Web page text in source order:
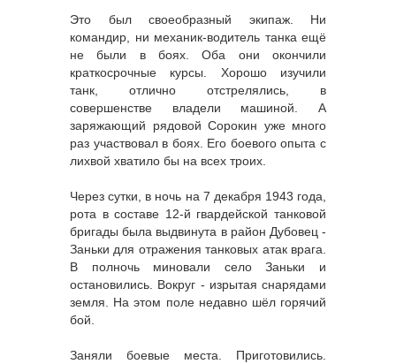
Это был своеобразный экипаж. Ни
командир, ни механик-водитель танка ещё
не были в боях. Оба они окончили
краткосрочные курсы. Хорошо изучили
танк, отлично отстрелялись, в
совершенстве владели машиной. А
заряжающий рядовой Сорокин уже много
раз участвовал в боях. Его боевого опыта с
лихвой хватило бы на всех троих.
Через сутки, в ночь на 7 декабря 1943 года,
рота в составе 12-й гвардейской танковой
бригады была выдвинута в район Дубовец -
Заньки для отражения танковых атак врага.
В полночь миновали село Заньки и
остановились. Вокруг - изрытая снарядами
земля. На этом поле недавно шёл горячий
бой.
Заняли боевые места. Приготовились.